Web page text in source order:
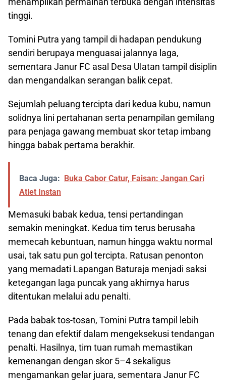
tinggi.
Tomini Putra yang tampil di hadapan pendukung
sendiri berupaya menguasai jalannya laga,
sementara Janur FC asal Desa Ulatan tampil disiplin
dan mengandalkan serangan balik cepat.
Sejumlah peluang tercipta dari kedua kubu, namun
solidnya lini pertahanan serta penampilan gemilang
para penjaga gawang membuat skor tetap imbang
hingga babak pertama berakhir.
Baca Juga: Buka Cabor Catur, Faisan: Jangan Cari
Atlet Instan
Memasuki babak kedua, tensi pertandingan
semakin meningkat. Kedua tim terus berusaha
memecah kebuntuan, namun hingga waktu normal
usai, tak satu pun gol tercipta. Ratusan penonton
yang memadati Lapangan Baturaja menjadi saksi
ketegangan laga puncak yang akhirnya harus
ditentukan melalui adu penalti.
Pada babak tos-tosan, Tomini Putra tampil lebih
tenang dan efektif dalam mengeksekusi tendangan
penalti. Hasilnya, tim tuan rumah memastikan
kemenangan dengan skor 5–4 sekaligus
mengamankan gelar juara, sementara Janur FC